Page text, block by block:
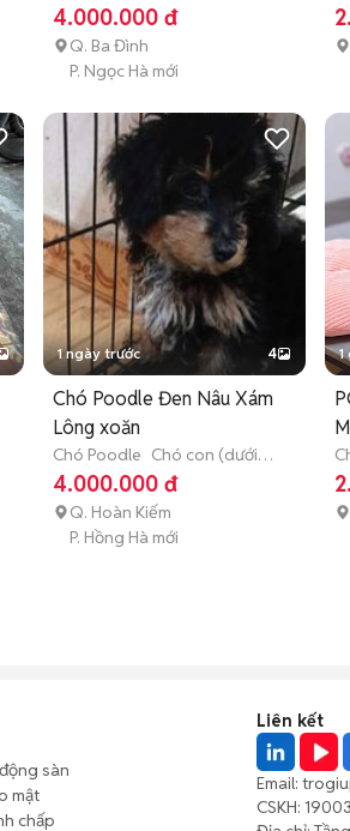
tháng tuổi)
4.000.000 đ
Q. Ba Đình
P. Ngọc Hà mới
1 ngày trước 4
Chó Poodle Đen Nâu Xám
Lông xoăn
Chó Poodle Chó con (dưới 3
tháng tuổi)
4.000.000 đ
Q. Hoàn Kiếm
P. Hồng Hà mới
1
sàn
mật
chấp
Liên kết
Email:
CSKH: